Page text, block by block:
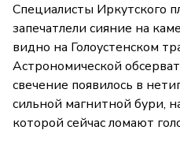
Специалисты Иркутского
запечатлели сияние на
видно на Голоустенском
Астрономической
свечение появилось в
сильной магнитной бури,
которой сейчас ломают